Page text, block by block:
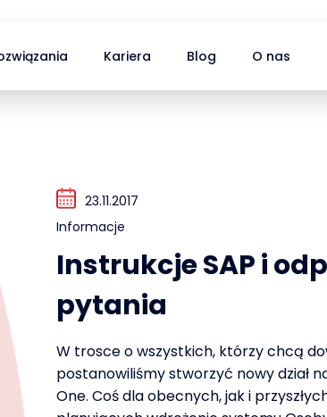
Kariera Blog O nas
23.11.2017
Informacje
Instrukcje SAP i
pytania
W trosce o wszystkich, którzy chcą
postanowiliśmy stworzyć nowy dział
One. Coś dla obecnych, jak i